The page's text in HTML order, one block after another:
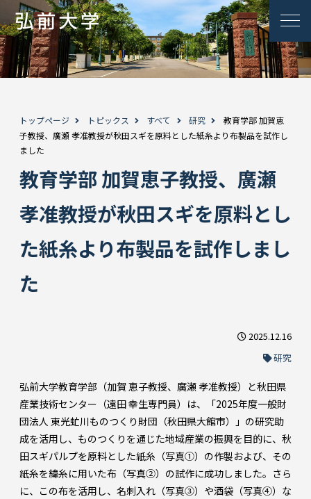
トップページ トピックス すべて 研究
教育学部 加賀恵
子教授、廣瀬 孝准教授が秋田スギを原料とした紙糸より布製品を試作し
ました
教育学部 加賀恵子教授、廣瀬
孝准教授が秋田スギを原料とし
た紙糸より布製品を試作しまし
た
2025.12.16
研究
弘前大学教育学部（加賀 恵子教授、廣瀬 孝准教授）と秋田県
産業技術センター（遠田 幸生専門員）は、「2025年度一般財
団法人 東光虻川ものつくり財団（秋田県大館市）」の研究助
成を活用し、ものつくりを通じた地域産業の振興を目的に、秋
田スギパルプを原料とした紙糸（写真①）の作製および、その
紙糸を緯糸に用いた布（写真②）の試作に成功しました。さら
に、この布を活用し、名刺入れ（写真③）や酒袋（写真④）な